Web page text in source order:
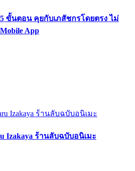
5 ขั้นตอน คุยกับเภสัชกรโดยตรง ไม่
App
Izakaya ร้านลับฉบับอนิเมะ